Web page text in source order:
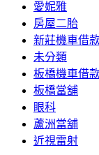
愛妮雅
房屋二胎
新莊機車借
未分類
板橋機車借
板橋當舖
眼科
蘆洲當舖
近視雷射